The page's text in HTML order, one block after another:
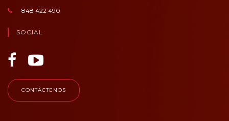
848 422 490
SOCIAL
CONTÁCTENOS